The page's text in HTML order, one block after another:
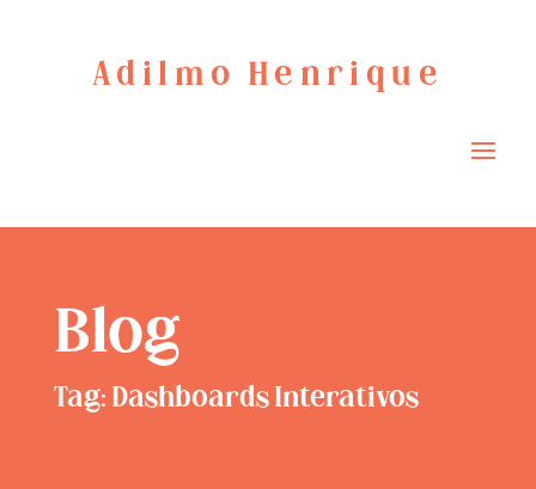
Adilmo Henrique
Blog
Tag: Dashboards Interativos